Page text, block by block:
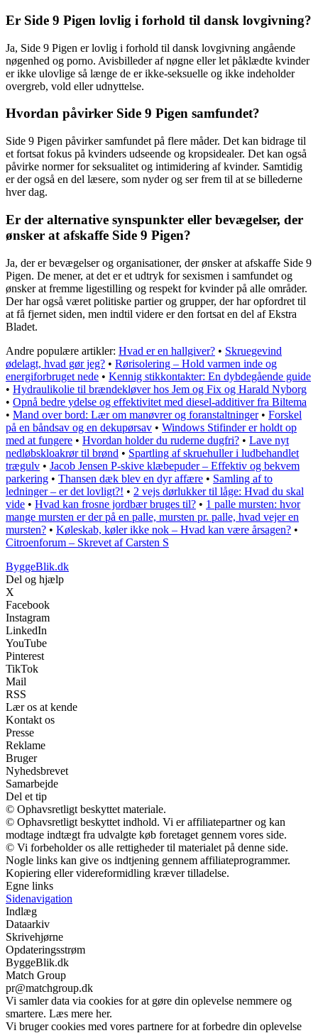
Er Side 9 Pigen lovlig i forhold til dansk lovgivning?
Ja, Side 9 Pigen er lovlig i forhold til dansk lovgivning angående
nøgenhed og porno. Avisbilleder af nøgne eller let påklædte kvinder
er ikke ulovlige så længe de er ikke-seksuelle og ikke indeholder
overgreb, vold eller udnyttelse.
Hvordan påvirker Side 9 Pigen samfundet?
Side 9 Pigen påvirker samfundet på flere måder. Det kan bidrage til
et fortsat fokus på kvinders udseende og kropsidealer. Det kan også
påvirke normer for seksualitet og intimidering af kvinder. Samtidig
er der også en del læsere, som nyder og ser frem til at se billederne
hver dag.
Er der alternative synspunkter eller bevægelser, der
ønsker at afskaffe Side 9 Pigen?
Ja, der er bevægelser og organisationer, der ønsker at afskaffe Side 9
Pigen. De mener, at det er et udtryk for sexismen i samfundet og
ønsker at fremme ligestilling og respekt for kvinder på alle områder.
Der har også været politiske partier og grupper, der har opfordret til
at få fjernet siden, men indtil videre er den fortsat en del af Ekstra
Bladet.
Andre populære artikler: Hvad er en hallgiver? • Skruegevind
ødelagt, hvad gør jeg? • Rørisolering – Hold varmen inde og
energiforbruget nede • Kennig stikkontakter: En dybdegående guide
• Hydraulikolie til brændekløver hos Jem og Fix og Harald Nyborg
• Opnå bedre ydelse og effektivitet med diesel-additiver fra Biltema
• Mand over bord: Lær om manøvrer og foranstaltninger• Forskel
på en båndsav og en dekupørsav • Windows Stifinder er holdt op
med at fungere • Hvordan holder du ruderne dugfri? • Lave nyt
nedløbskloakrør til brønd • Spartling af skruehuller i ludbehandlet
trægulv • Jacob Jensen P-skive klæbepuder – Effektiv og bekvem
parkering • Thansen dæk blev en dyr affære • Samling af to
ledninger – er det lovligt?! • 2 vejs dørlukker til låge: Hvad du skal
vide • Hvad kan frosne jordbær bruges til? • 1 palle mursten: hvor
mange mursten er der på en palle, mursten pr. palle, hvad vejer en
mursten? • Køleskab, køler ikke nok – Hvad kan være årsagen? •
Citroenforum – Skrevet af Carsten S
ByggeBlik.dk
Del og hjælp
X
Facebook
Instagram
LinkedIn
YouTube
Pinterest
TikTok
Mail
RSS
Lær os at kende
Kontakt os
Presse
Reklame
Bruger
Nyhedsbrevet
Samarbejde
Del et tip
© Ophavsretligt beskyttet materiale.
© Ophavsretligt beskyttet indhold. Vi er affiliatepartner og kan
modtage indtægt fra udvalgte køb foretaget gennem vores side.
© Vi forbeholder os alle rettigheder til materialet på denne side.
Nogle links kan give os indtjening gennem affiliateprogrammer.
Kopiering eller videreformidling kræver tilladelse.
Egne links
Sidenavigation
Indlæg
Dataarkiv
Skrivehjørne
Opdateringsstrøm
ByggeBlik.dk
Match Group
pr@matchgroup.dk
Vi samler data via cookies for at gøre din oplevelse nemmere og
smartere. Læs mere her.
Vi bruger cookies med vores partnere for at forbedre din oplevelse